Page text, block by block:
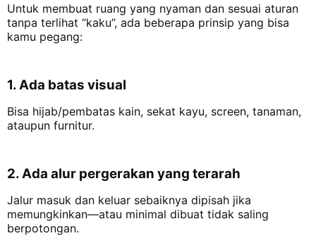
Untuk membuat ruang yang nyaman dan sesuai aturan
tanpa terlihat “kaku”, ada beberapa prinsip yang bisa
kamu pegang:
1. Ada batas visual
Bisa hijab/pembatas kain, sekat kayu, screen, tanaman,
ataupun furnitur.
2. Ada alur pergerakan yang terarah
Jalur masuk dan keluar sebaiknya dipisah jika
memungkinkan—atau minimal dibuat tidak saling
berpotongan.